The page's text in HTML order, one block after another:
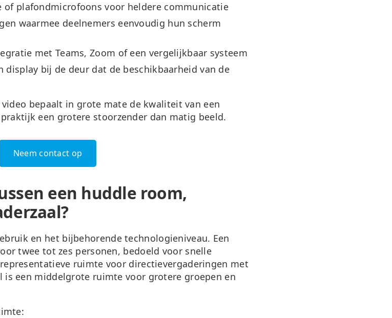
of plafondmicrofoons voor heldere communicatie
waarmee deelnemers eenvoudig hun scherm
met Teams, Zoom of een vergelijkbaar systeem
display bij de deur dat de beschikbaarheid van de
bepaalt in grote mate de kwaliteit van een
een grotere stoorzender dan matig beeld.
Neem contact op
een huddle room,
en het bijbehorende technologieniveau. Een
twee tot zes personen, bedoeld voor snelle
ruimte voor directievergaderingen met
is een middelgrote ruimte voor grotere groepen en